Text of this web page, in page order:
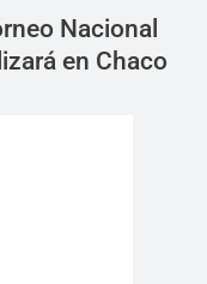
Nacional
en Chaco